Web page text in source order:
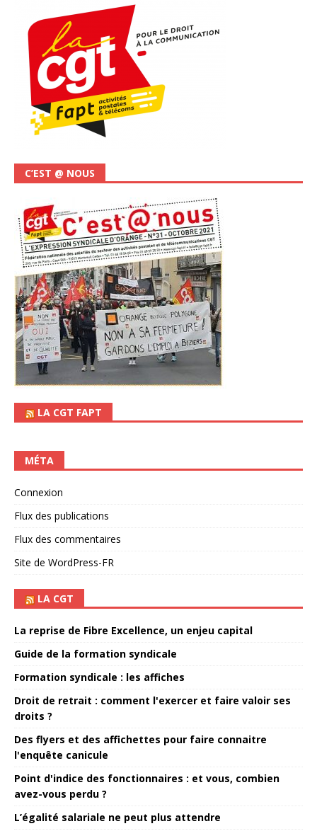
C’EST @ NOUS
LA CGT FAPT
MÉTA
Connexion
Flux des publications
Flux des commentaires
Site de WordPress-FR
LA CGT
La reprise de Fibre Excellence, un enjeu capital
Guide de la formation syndicale
Formation syndicale : les affiches
Droit de retrait : comment l'exercer et faire valoir ses
droits ?
Des flyers et des affichettes pour faire connaitre
l'enquête canicule
Point d'indice des fonctionnaires : et vous, combien
avez-vous perdu ?
L’égalité salariale ne peut plus attendre